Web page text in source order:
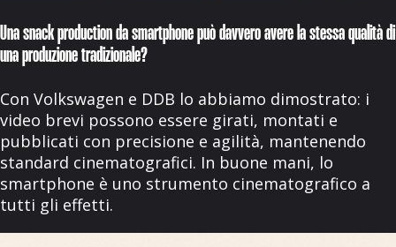
Una snack production da smartphone può davvero avere la stessa qualità di
una produzione tradizionale?
Con Volkswagen e DDB lo abbiamo dimostrato: i
video brevi possono essere girati, montati e
pubblicati con precisione e agilità, mantenendo
standard cinematografici. In buone mani, lo
smartphone è uno strumento cinematografico a
tutti gli effetti.